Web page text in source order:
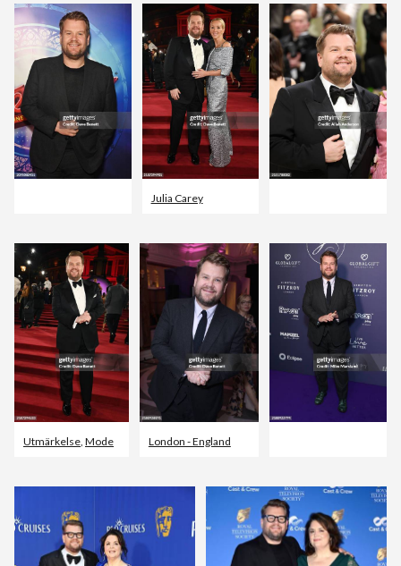
Julia Carey
Utmärkelse, Mode London - England